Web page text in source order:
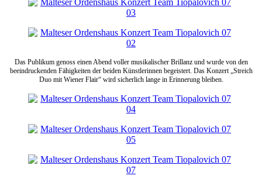
Das Publikum genoss einen Abend voller musikalischer Brillanz und wurde von den
beeindruckenden Fähigkeiten der beiden Künstlerinnen begeistert. Das Konzert „Streich
Duo mit Wiener Flair“ wird sicherlich lange in Erinnerung bleiben.